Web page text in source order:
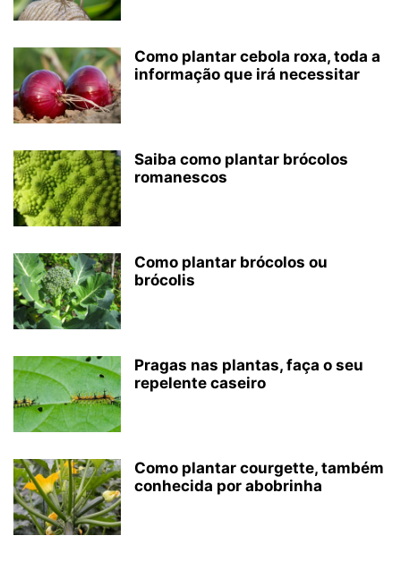
Como plantar cebola roxa, toda a
informação que irá necessitar
Saiba como plantar brócolos
romanescos
Como plantar brócolos ou
brócolis
Pragas nas plantas, faça o seu
repelente caseiro
Como plantar courgette, também
conhecida por abobrinha